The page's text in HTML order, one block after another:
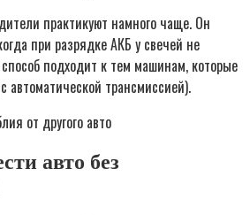
практикуют намного чаще. Он
при разрядке АКБ у свечей не
способ подходит к тем машинам, которые
автоматической трансмиссией).
авто без